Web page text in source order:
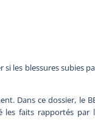
les blessures subies
Dans ce dossier, le
les faits rapportés par